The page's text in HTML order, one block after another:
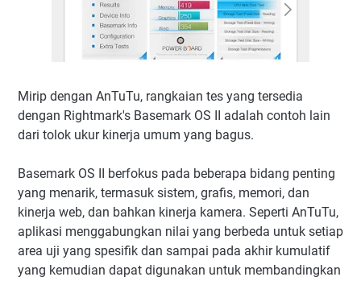
Mirip dengan AnTuTu, rangkaian tes yang tersedia
dengan Rightmark's Basemark OS II adalah contoh lain
dari tolok ukur kinerja umum yang bagus.
Basemark OS II berfokus pada beberapa bidang penting
yang menarik, termasuk sistem, grafis, memori, dan
kinerja web, dan bahkan kinerja kamera. Seperti AnTuTu,
aplikasi menggabungkan nilai yang berbeda untuk setiap
area uji yang spesifik dan sampai pada akhir kumulatif
yang kemudian dapat digunakan untuk membandingkan